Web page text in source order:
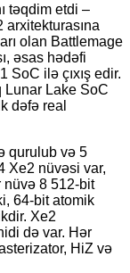
təqdim etdi –
olan Battlemage
əsas hədəfi
SoC ilə çıxış edir.
Lunar Lake SoC
dəfə real
qurulub və 5
Xe2 nüvəsi var,
8 512-bit
64-bit atomik
Xe2
də var. Hər
HiZ və